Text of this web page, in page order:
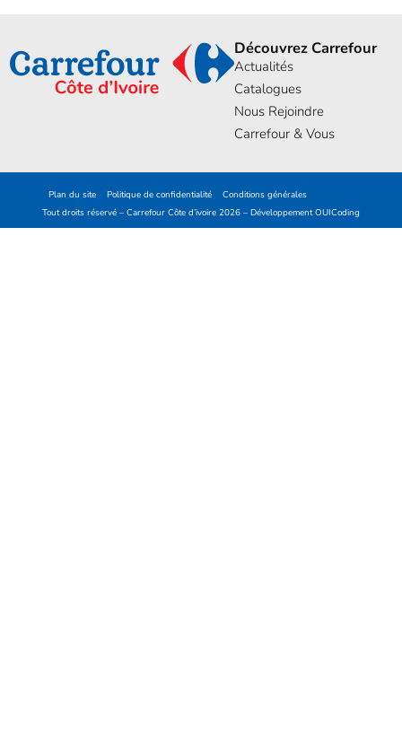
Découvrez Carrefour
Actualités
Catalogues
Nous Rejoindre
Carrefour & Vous
Plan du site Politique de confidentialité
Conditions générales
Tout droits réservé – Carrefour Côte d’ivoire 2026 – DéveloppementOUICoding